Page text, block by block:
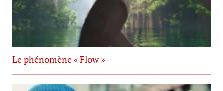
Le phénomène « Flow »